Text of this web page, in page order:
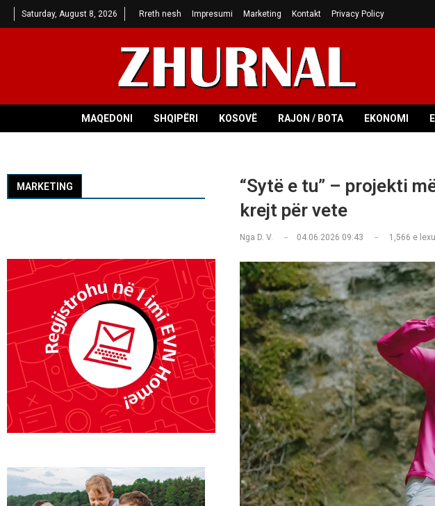
Saturday, August 8, 2026 Rreth nesh Impresumi Marketing Kontakt Privacy Policy
MAQEDONI SHQIPËRI KOSOVË RAJON / BOTA EKONOMI
“Sytë e tu” – projekti
krejt për vete
Nga D. V. 04.06.2026 09:43 1,566 e
MARKETING